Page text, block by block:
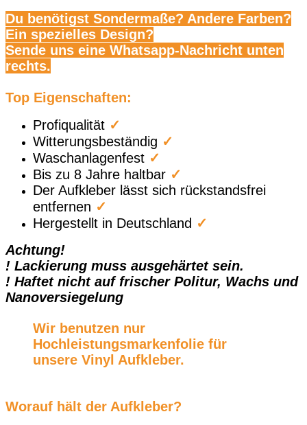
Du benötigst Sondermaße? Andere Farben?
Ein spezielles Design?
Sende uns eine Whatsapp-Nachricht unten
rechts.
Top Eigenschaften:
Profiqualität ✓
Witterungsbeständig ✓
Waschanlagenfest ✓
Bis zu 8 Jahre haltbar ✓
Der Aufkleber lässt sich rückstandsfrei
entfernen ✓
Hergestellt in Deutschland ✓
Achtung!
! Lackierung muss ausgehärtet sein.
! Haftet nicht auf frischer Politur, Wachs und
Nanoversiegelung
Wir benutzen nur
Hochleistungsmarkenfolie für
unsere Vinyl Aufkleber.
Worauf hält der Aufkleber?